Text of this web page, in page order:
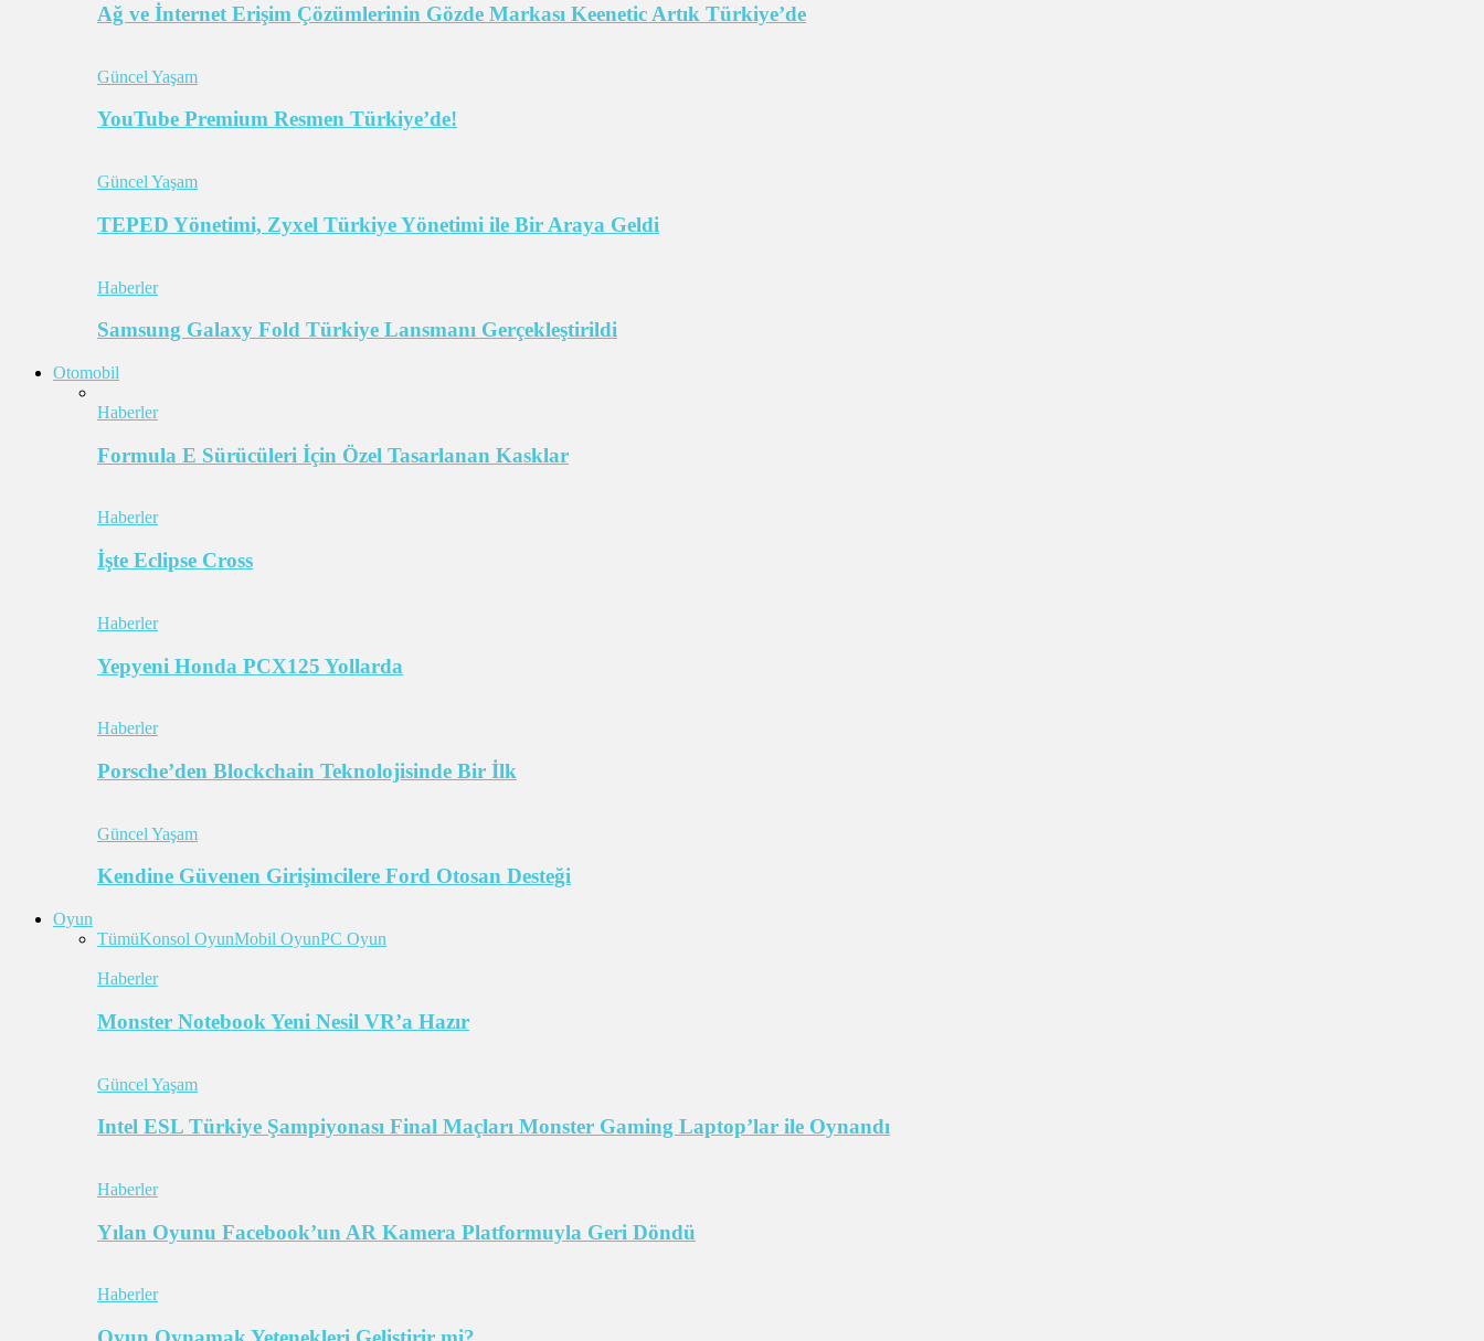
Ağ ve İnternet Erişim Çözümlerinin Gözde Markası Keenetic Artık Türkiye’de
Güncel Yaşam
YouTube Premium Resmen Türkiye’de!
Güncel Yaşam
TEPED Yönetimi, Zyxel Türkiye Yönetimi ile Bir Araya Geldi
Haberler
Samsung Galaxy Fold Türkiye Lansmanı Gerçekleştirildi
Otomobil
Haberler
Formula E Sürücüleri İçin Özel Tasarlanan Kasklar
Haberler
İşte Eclipse Cross
Haberler
Yepyeni Honda PCX125 Yollarda
Haberler
Porsche’den Blockchain Teknolojisinde Bir İlk
Güncel Yaşam
Kendine Güvenen Girişimcilere Ford Otosan Desteği
Oyun
TümüKonsol OyunMobil OyunPC Oyun
Haberler
Monster Notebook Yeni Nesil VR’a Hazır
Güncel Yaşam
Intel ESL Türkiye Şampiyonası Final Maçları Monster Gaming Laptop’lar ile Oynandı
Haberler
Yılan Oyunu Facebook’un AR Kamera Platformuyla Geri Döndü
Haberler